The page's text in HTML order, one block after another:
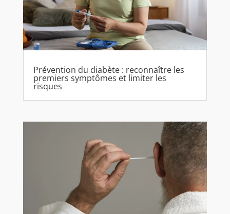
Prévention du diabète : reconnaître les
premiers symptômes et limiter les
risques